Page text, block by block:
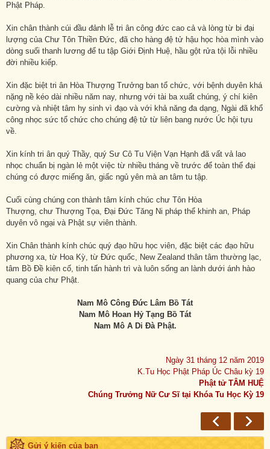
Phật Pháp.
Xin chân thành cúi đầu đảnh lễ tri ân công đức cao cả và lòng từ bi đại
lượng của Chư Tôn Thiền Đức, đã cho hàng đệ tử hậu học hòa mình vào
dòng suối thanh lương để tu tập Giới Định Huệ, hầu gột rửa tội lỗi nhiều
đời nhiều kiếp.
Xin đặc biệt tri ân Hòa Thượng Trưởng ban tổ chức, với bệnh duyên khá
nặng nề kéo dài nhiều năm nay, nhưng với tài ba xuất chúng, ý chí kiên
cường và nhiệt tâm hy sinh vì đạo và với khả năng đa dạng, Ngài đã khổ
công nhọc sức tổ chức cho chúng đệ tử từ liên bang nước Úc hội tựu
về.
Xin kính tri ân quý Thầy, quý Sư Cô Tu Viện Vạn Hạnh đã vất vả lao
nhọc chuẩn bị ngàn lẻ một việc từ nhiều tháng về trước để toàn thể đại
chúng có được miếng ăn, giấc ngủ yên mà an tâm tu tập.
Cuối cùng chúng con thành tâm kính chúc chư Tôn Hòa
Thượng, chư Thượng Tọa, Đại Đức Tăng Ni pháp thể khinh an, Pháp
duyên vô ngại và Phật sự viên thành.
Xin Chân thành kính chúc quý đạo hữu học viên, đặc biệt các đạo hữu
phương xa, từ Hoa Kỳ, từ Đức quốc, New Zealand thân tâm thường lạc,
tâm Bồ Đề kiên cố, tinh tấn hành trì và luôn sống an lành dưới ánh hào
quang của chư Phật.
Nam Mô Công Đức Lâm Bồ Tát
Nam Mô Hoan Hỷ Tạng Bồ Tát
Nam Mô A Di Đà Phật.
Ngày 31 tháng 12 năm 2019
K.Tu Học Phật Pháp Úc Châu kỳ 19
Phật tử TÂM HUỆ
Chúng Trưởng Nữ Cư Sĩ tại Khóa Tu Học Kỳ 19
Gửi ý kiến của bạn